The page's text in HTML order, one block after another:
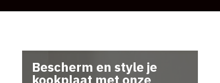
Bescherm en style je